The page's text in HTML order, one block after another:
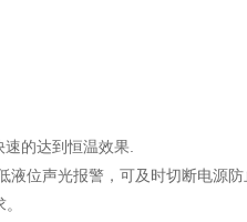
的达到恒温效果.
位声光报警，可及时切断电源防止